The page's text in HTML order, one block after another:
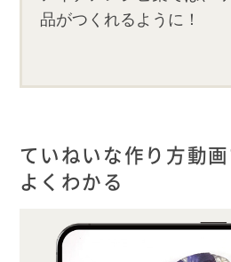
品がつくれるように！
ていねいな作り方動
よくわかる